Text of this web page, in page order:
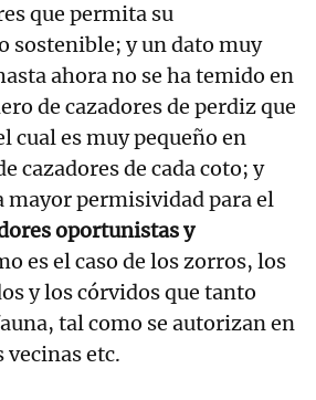
que permita su
sostenible; y un dato muy
ahora no se ha temido en
de cazadores de perdiz que
cual es muy pequeño en
cazadores de cada coto; y
mayor permisividad para el
oportunistas y
es el caso de los zorros, los
y los córvidos que tanto
tal como se autorizan en
vecinas etc.